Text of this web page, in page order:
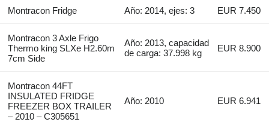
Montracon Fridge Año: 2014, ejes: 3 EUR 7.450
Montracon 3 Axle Frigo
Thermo king SLXe H2.60m
7cm Side
Año: 2013, capacidad
de carga: 37.998 kg
EUR 8.900
Montracon 44FT
INSULATED FRIDGE
FREEZER BOX TRAILER
– 2010 – C305651
Año: 2010 EUR 6.941